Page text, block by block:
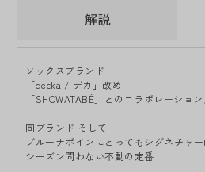
解説
ソックスブランド
「decka / デカ」改め
「SHOWATABÉ」とのコラボレーショ
同ブランド そして
ブルーナボインにとってもシグネチャ
シーズン問わない不動の定番